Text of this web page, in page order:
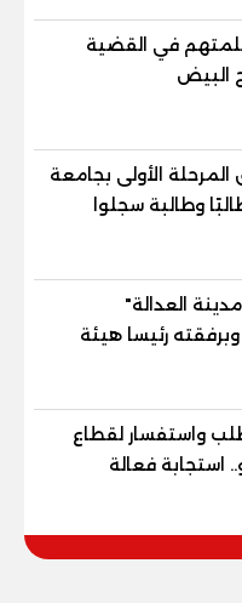
للمتهم في القضية
البيض
الأولى بجامعة
سويف.. 1148 طالبًا وطالبة سجلوا
العدالة"
رئيسا هيئة
الإدارية
واستفسار لقطاع
استجابة فعالة
الأمور